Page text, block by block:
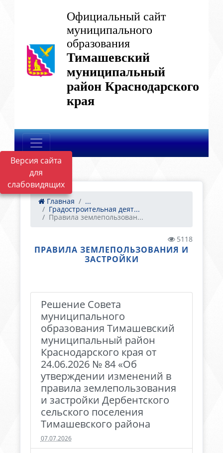
Версия сайта
для
слабовидящих
Официальный сайт
муниципального
образования
Тимашевский
муниципальный
район Краснодарского
края
Главная
...
Градостроительная деят...
Правила землепользован...
5118
ПРАВИЛА ЗЕМЛЕПОЛЬЗОВАНИЯ И
ЗАСТРОЙКИ
Решение Совета
муниципального
образования Тимашевский
муниципальный район
Краснодарского края от
24.06.2026 № 84 «Об
утверждении изменений в
правила землепользования
и застройки Дербентского
сельского поселения
Тимашевского района
07.07.2026